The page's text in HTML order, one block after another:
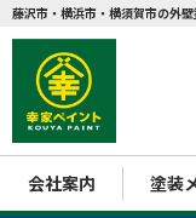
藤沢市・横浜市・横須賀市の外
会社案内 塗装